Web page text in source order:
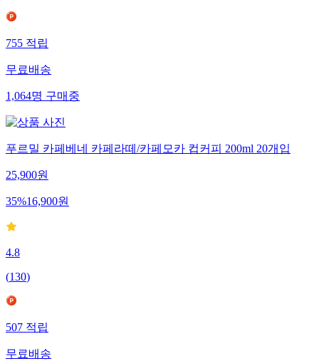
755 적립
무료배송
1,064명 구매중
푸르밀 카페베네 카페라떼/카페모카 컵커피 200ml 20개입
25,900원
35%16,900원
4.8
(130)
507 적립
무료배송